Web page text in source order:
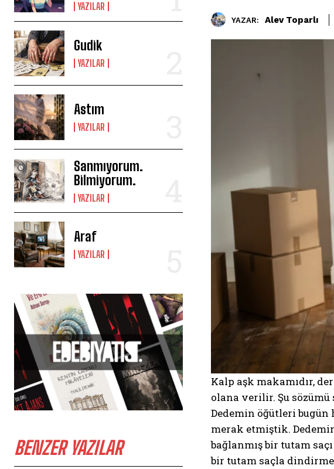
YAZILAR
Gudik
YAZILAR
Astım
YAZILAR
Sanmıyorum.
Bilmiyorum.
YAZILAR
Araf
YAZILAR
BENZER YAZILAR
YAZAR: Alev Toparlı
Kalp aşk makamıdır,
olana verilir. Şu sözümü
Dedemin öğütleri bugün
merak etmiştik.
bağlanmış bir tutam
bir tutam saçla